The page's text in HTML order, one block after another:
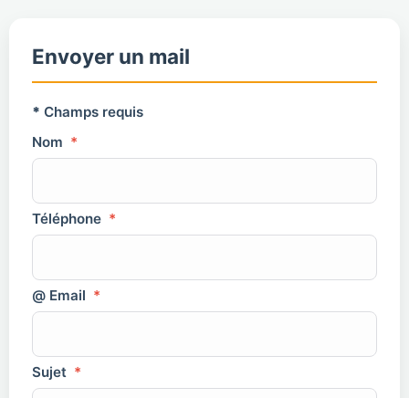
Envoyer un mail
* Champs requis
Nom *
Téléphone *
@ Email *
Sujet *